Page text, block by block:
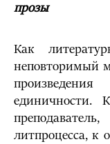
прозы
Как
неповторимый
единичности.
литпроцесса, к